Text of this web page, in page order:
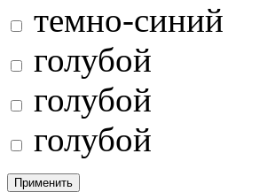
темно-синий
голубой
голубой
голубой
Применить